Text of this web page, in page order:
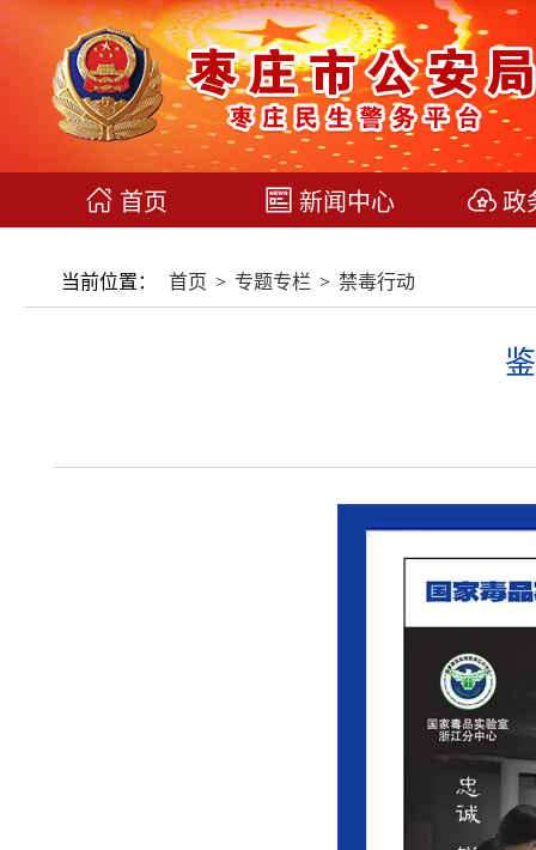
首页 新闻中心 政
当前位置： 首页 > 专题专栏 > 禁毒行动